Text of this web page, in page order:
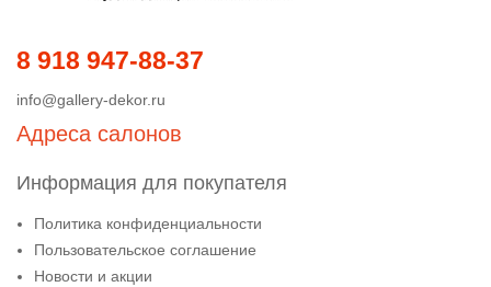
8 918 947-88-37
info@gallery-dekor.ru
Адреса салонов
Информация для покупателя
Политика конфиденциальности
Пользовательское соглашение
Новости и акции